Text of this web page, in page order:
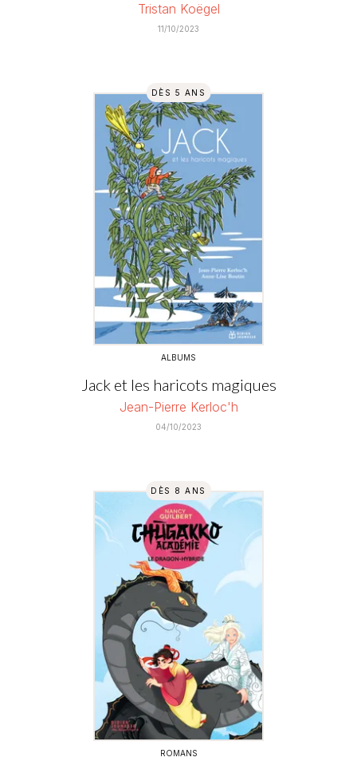
Tristan Koëgel
11/10/2023
DÈS 5 ANS
ALBUMS
Jack et les haricots magiques
Jean-Pierre Kerloc'h
04/10/2023
DÈS 8 ANS
ROMANS